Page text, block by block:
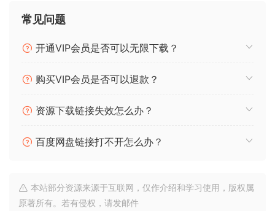
版本 7.9.5.3 (09.10.2024)
录音调度程序使用动态列表，事件数量现在不受限制。
用。
生成的。
修复了 CD 质量模式，该模式错误地选择了 48000 Hz 而不是
i-Sound 7 is a next generation sound recorder for
常见问题
开通VIP会员是否可以无限下载？
购买VIP会员是否可以退款？
资源下载链接失效怎么办？
百度网盘链接打不开怎么办？
本站部分资源来源于互联网，仅作介绍和学习使用，版权属
原著所有。若有侵权，请发邮件